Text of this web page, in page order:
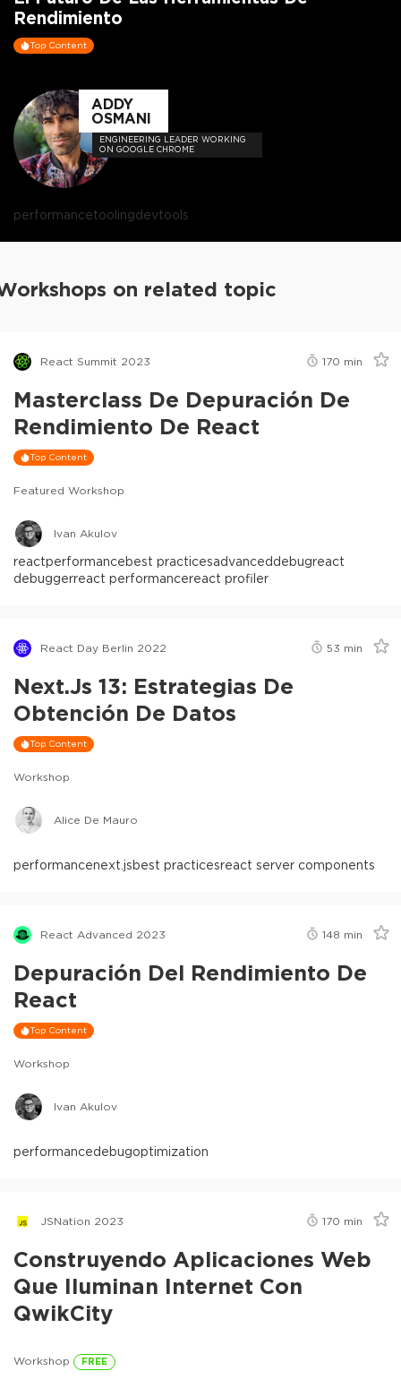
Rendimiento
Top Content
ADDY
OSMANI
ENGINEERING LEADER WORKING
ON GOOGLE CHROME
performancetoolingdevtools
on related topic
React Summit 2023 170 min
Masterclass De Depuración De
Rendimiento De React
Top Content
Featured Workshop
Ivan Akulov
reactperformancebest practicesadvanceddebugreact
debuggerreact performancereact profiler
React Day Berlin 2022 53 min
Next.js 13: Estrategias De
Obtención De Datos
Top Content
Workshop
Alice De Mauro
performancenext.jsbest practicesreact server components
React Advanced 2023 148 min
Depuración Del Rendimiento De
React
Top Content
Workshop
Ivan Akulov
performancedebugoptimization
JSNation 2023 170 min
Construyendo Aplicaciones Web
Que Iluminan Internet Con
QwikCity
Workshop FREE